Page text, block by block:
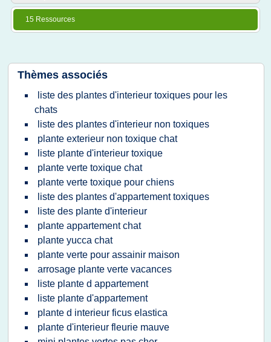
15 Ressources
Thèmes associés
liste des plantes d'interieur toxiques pour les
chats
liste des plantes d'interieur non toxiques
plante exterieur non toxique chat
liste plante d'interieur toxique
plante verte toxique chat
plante verte toxique pour chiens
liste des plantes d'appartement toxiques
liste des plante d'interieur
plante appartement chat
plante yucca chat
plante verte pour assainir maison
arrosage plante verte vacances
liste plante d appartement
liste plante d'appartement
plante d interieur ficus elastica
plante d'interieur fleurie mauve